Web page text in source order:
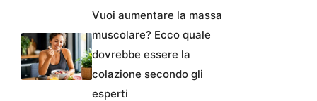
Vuoi aumentare la massa
muscolare? Ecco quale
dovrebbe essere la
colazione secondo gli
esperti